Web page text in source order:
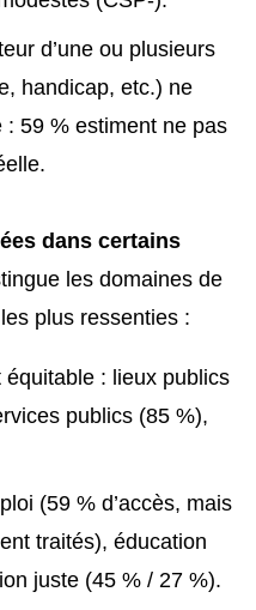
d’une ou plusieurs
handicap, etc.) ne
59 % estiment ne pas
dans certains
les domaines de
plus ressenties :
: lieux publics
publics (85 %),
(59 % d’accès, mais
traités), éducation
juste (45 % / 27 %).